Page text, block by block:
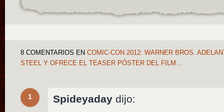
8 COMENTARIOS EN COMIC-CON 2012: WARNER BROS.
STEEL Y OFRECE EL TEASER PÓSTER DEL FILM…
1 Spideyaday dijo: